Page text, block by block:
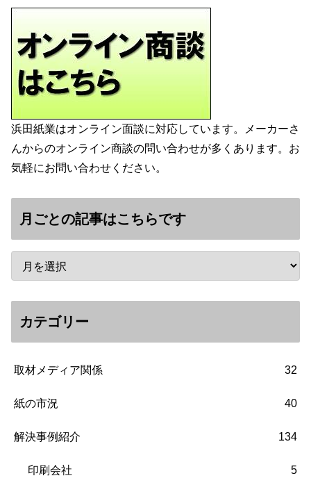
浜田紙業はオンライン面談に対応しています。メーカーさ
んからのオンライン商談の問い合わせが多くあります。お
気軽にお問い合わせください。
月ごとの記事はこちらです
カテゴリー
取材メディア関係 32
紙の市況 40
解決事例紹介 134
印刷会社 5